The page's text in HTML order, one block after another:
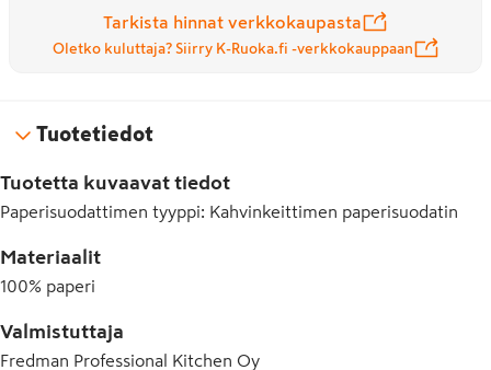
Tarkista hinnat verkkokaupasta
Oletko kuluttaja? Siirry K-Ruoka.fi -verkkokauppaan
Tuotetiedot
Tuotetta kuvaavat tiedot
Paperisuodattimen tyyppi: Kahvinkeittimen paperisuodatin
Materiaalit
100% paperi
Valmistuttaja
Fredman Professional Kitchen Oy